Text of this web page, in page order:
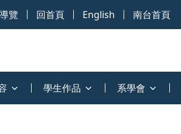
覽 回首頁 English 南台首頁
學生作品 系學會